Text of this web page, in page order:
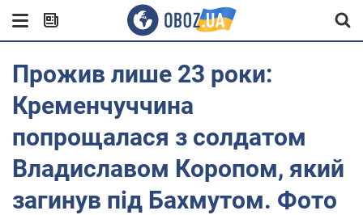
Прожив лише 23 роки:
Кременчуччина
попрощалася з солдатом
Владиславом Коропом, який
загинув під Бахмутом. Фото